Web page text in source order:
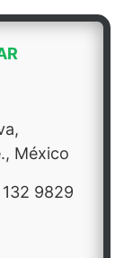
México
9829